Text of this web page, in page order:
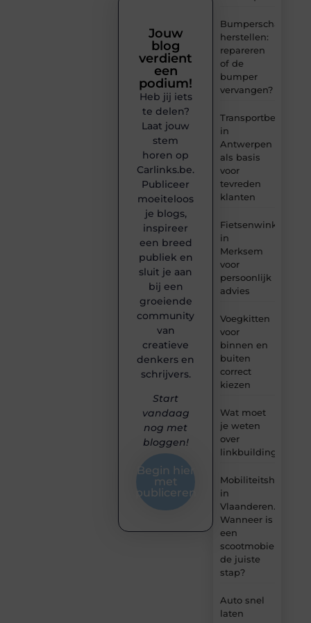
Bumperschade
herstellen:
repareren
of de
bumper
vervangen?
Transportbedrijf
in
Antwerpen
als basis
voor
tevreden
klanten
Fietsenwinkel
in
Merksem
voor
persoonlijk
advies
Voegkitten
voor
binnen en
buiten
correct
kiezen
Wat moet
je weten
over
linkbuilding?
in
Vlaanderen.
Wanneer is
een
scootmobiel
de juiste
stap?
Auto snel
laten
Jouw
blog
verdient
een
podium!
Heb jij iets
te delen?
Laat jouw
stem
horen op
Carlinks.be.
Publiceer
moeiteloos
je blogs,
inspireer
een breed
publiek en
sluit je aan
bij een
groeiende
community
van
creatieve
denkers en
schrijvers.
Start
vandaag
nog met
bloggen!
Begin hier
met
publiceren